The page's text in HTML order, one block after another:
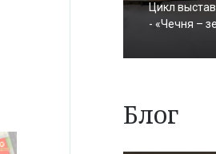
Цикл
- «Чечня –
Блог